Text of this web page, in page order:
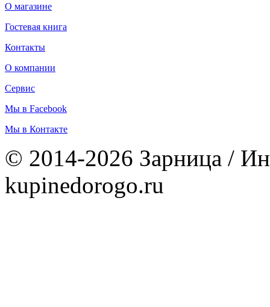
О магазине
Гостевая книга
Контакты
О компании
Сервис
Мы в Facebook
Мы в Контакте
© 2014-2026 Зарница /
kupinedorogo.ru